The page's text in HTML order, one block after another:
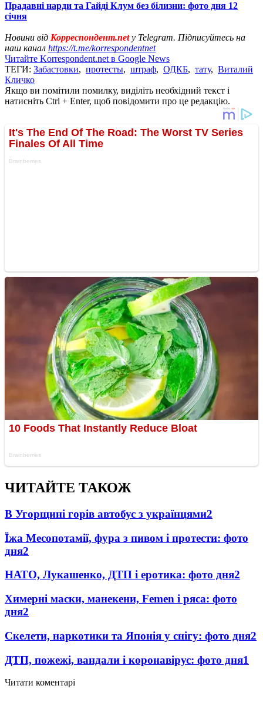
Прадавні нарди та Гайді Клум без білизни: фото дня 12
січня
Новини від Корреспондент.netу Telegram. Підписуйтесь на
наш канал https://t.me/korrespondentnet
Читайте Korrespondent.net в Google News
ТЕГИ: Забастовки, протесты, штраф, ОДКБ, тату, Виталий
Кличко
Якщо ви помітили помилку, виділіть необхідний текст і
натисніть Ctrl + Enter, щоб повідомити про це редакцію.
ЧИТАЙТЕ ТАКОЖ
В Угорщині горів автобус з українцями2
Їжа Месопотамії, фура з пивом і протести: фото
дня2
НАТО, Лукашенко, ДТП і еротика: фото дня2
Химерні маски, манекени, Femen і ряса: фото
дня2
Скелети, наркотики та Японія у снігу: фото дня2
ДТП, пожежі, вандали і коронавірус: фото дня1
Читати коментарі